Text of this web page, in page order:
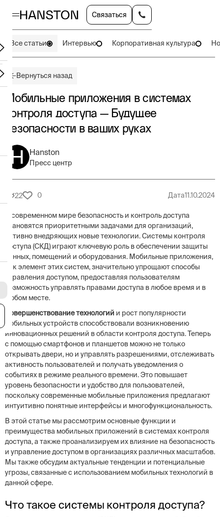
Связаться
Все статьи Интервью Корпоративная культура
Вернуться назад
Мобильные приложения в системах
контроля доступа — Будущее
безопасности в ваших руках
Hanston
Пресс центр
22 0 Дата11.10.2024
В современном мире безопасность и контроль доступа
становятся приоритетными задачами для организаций,
активно внедряющих новые технологии. Системы контроля
доступа (СКД) играют ключевую роль в обеспечении защиты
данных, помещений и оборудования. Мобильные приложения,
как элемент этих систем, значительно упрощают способы
управления доступом, предоставляя пользователям
возможность управлять правами доступа в любое время и в
любом месте.
Совершенствование технологий и рост популярности
мобильных устройств способствовали возникновению
инновационных решений в области контроля доступа. Теперь
с помощью смартфонов и планшетов можно не только
открывать двери, но и управлять разрешениями, отслеживать
активность пользователей и получать уведомления о
событиях в режиме реального времени. Это повышает
уровень безопасности и удобство для пользователей,
поскольку современные мобильные приложения предлагают
интуитивно понятные интерфейсы и многофункциональность.
В этой статье мы рассмотрим основные функции и
преимущества мобильных приложений в системах контроля
доступа, а также проанализируем их влияние на безопасность
и управление доступом в организациях различных масштабов.
Мы также обсудим актуальные тенденции и потенциальные
угрозы, связанные с использованием мобильных технологий в
данной сфере.
Что такое системы контроля доступа?